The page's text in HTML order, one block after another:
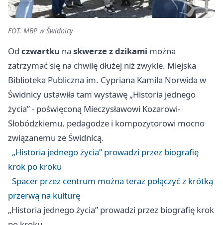
FOT. MBP w Świdnicy
Od czwartku na skwerze z dzikami można
zatrzymać się na chwilę dłużej niż zwykle. Miejska
Biblioteka Publiczna im. Cypriana Kamila Norwida w
Świdnicy ustawiła tam wystawę „Historia jednego
życia” - poświęconą Mieczysławowi Kozarowi-
Słobódzkiemu, pedagodze i kompozytorowi mocno
związanemu ze Świdnicą.
„Historia jednego życia” prowadzi przez biografię
krok po kroku
Spacer przez centrum można teraz połączyć z krótką
przerwą na kulturę
„Historia jednego życia” prowadzi przez biografię krok